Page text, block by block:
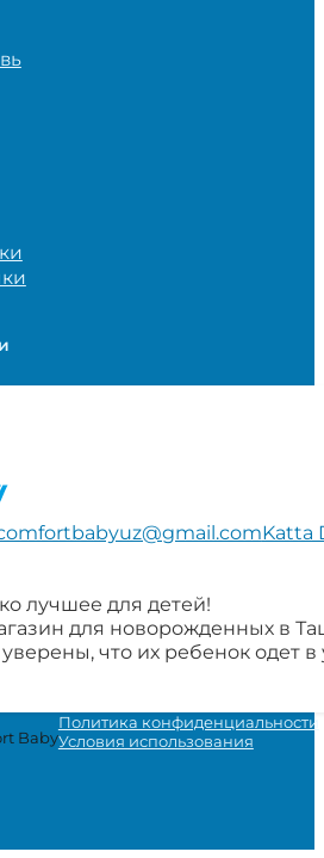
Katta
на Facebook
в Instagram
нами в Telegram
за нами в YouTube
лучшее для детей!
для новорожденных в
что их ребенок одет
Baby
Политика конфиденциальности
Условия использования